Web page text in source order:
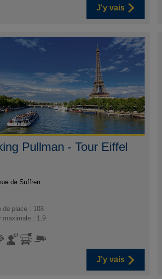
J'y vais
Pullman - Tour Eiffel
de Suffren
de place : 108
maximale : 1,9
J'y vais